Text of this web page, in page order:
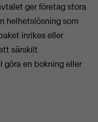
ger företag stora
helhetslösning som
inrikes eller
särskilt
göra en bokning eller